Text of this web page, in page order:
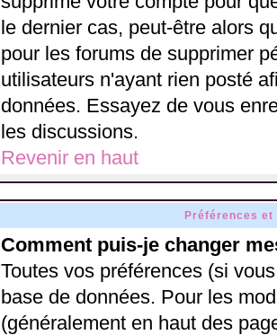
le dernier cas, peut-être alors
pour les forums de supprimer
utilisateurs n'ayant rien posté
données. Essayez de vous
les discussions.
Revenir en haut
Préférences
Comment puis-je changer
Toutes vos préférences (si
base de données. Pour les
(généralement en haut des